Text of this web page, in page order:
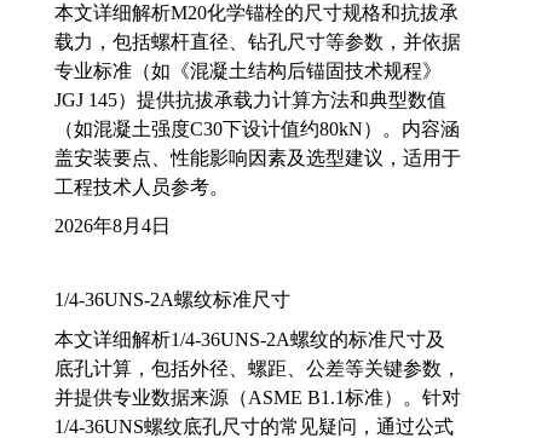
本文详细解析M20化学锚栓的尺寸规格和抗拔承
载力，包括螺杆直径、钻孔尺寸等参数，并依据
专业标准（如《混凝土结构后锚固技术规程》
JGJ 145）提供抗拔承载力计算方法和典型数值
（如混凝土强度C30下设计值约80kN）。内容涵
盖安装要点、性能影响因素及选型建议，适用于
工程技术人员参考。
2026年8月4日
1/4-36UNS-2A螺纹标准尺寸
本文详细解析1/4-36UNS-2A螺纹的标准尺寸及
底孔计算，包括外径、螺距、公差等关键参数，
并提供专业数据来源（ASME B1.1标准）。针对
1/4-36UNS螺纹底孔尺寸的常见疑问，通过公式